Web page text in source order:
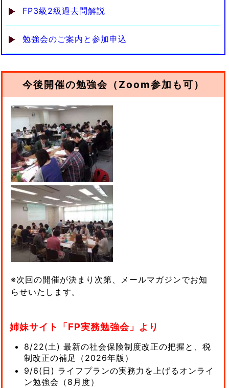
FP3級2級過去問解説
勉強会のご案内と参加申込
今後開催の勉強会（Zoom参加も可）
※次回の開催が決まり次第、メールマガジンでお知
らせいたします。
姉妹サイト「FP実務勉強会」より
8/22(土) 最新の社会保険制度改正の把握と、税
制改正の補足（2026年版）
9/6(日) ライフプランの実務力を上げるオンライ
ン勉強会（8月度）